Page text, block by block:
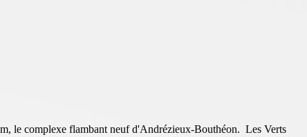
le complexe flambant neuf d'Andrézieux-Bouthéon. Les Verts